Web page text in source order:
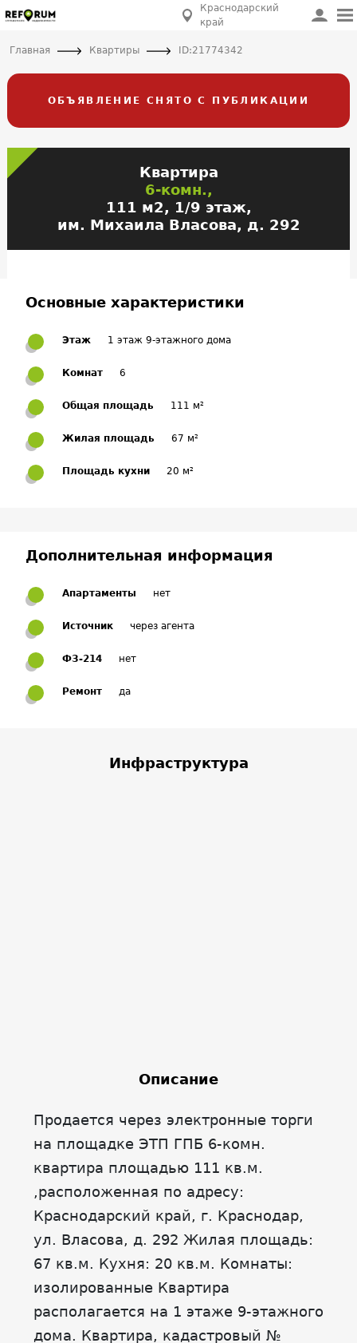
Краснодарский
край
Главная Квартиры ID:21774342
ОБЪЯВЛЕНИЕ СНЯТО С ПУБЛИКАЦИИ
Квартира
6-комн.,
111 м2, 1/9 этаж,
им. Михаила Власова, д. 292
Основные характеристики
Этаж 1 этаж 9-этажного дома
Комнат 6
Общая площадь 111 м²
Жилая площадь 67 м²
Площадь кухни 20 м²
Дополнительная информация
Апартаменты нет
Источник через агента
ФЗ-214 нет
Ремонт да
Инфраструктура
Описание
Продается через электронные торги
на площадке ЭТП ГПБ 6-комн.
квартира площадью 111 кв.м.
,расположенная по адресу:
Краснодарский край, г. Краснодар,
ул. Власова, д. 292 Жилая площадь:
67 кв.м. Кухня: 20 кв.м. Комнаты:
изолированные Квартира
располагается на 1 этаже 9-этажного
дома. Квартира, кадастровый №